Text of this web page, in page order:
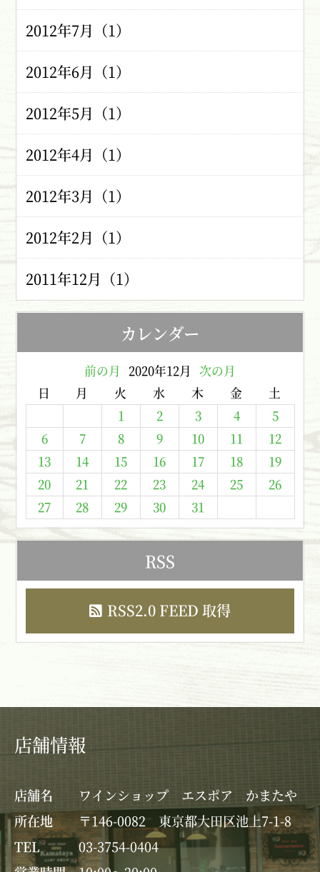
2012年7月（1）
2012年6月（1）
2012年5月（1）
2012年4月（1）
2012年3月（1）
2012年2月（1）
2011年12月（1）
カレンダー
前の月 2020年12月 次の月
日
月 火 水 木 金
土
1
2 3 4
5
6
7 8 9 10 11
12
13
14 15 16 17 18
19
20
21 22 23 24 25
26
27
28 29 30 31
RSS
RSS2.0 FEED 取得
店舗情報
店舗名
ワインショップ エスポア かまたや
所在地
〒146-0082 東京都大田区池上7-1-8
TEL
03-3754-0404